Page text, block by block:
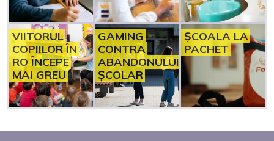
VIITORUL
COPIILOR ÎN
RO ÎNCEPE
MAI GREU
GAMING
CONTRA
ABANDONULUI
ȘCOLAR
ȘCOALA LA
PACHET